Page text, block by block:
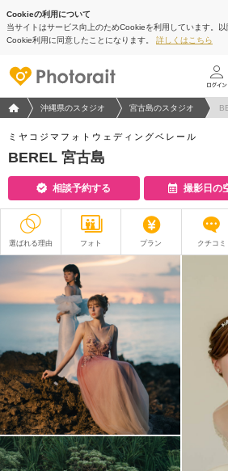
Cookieの利用について
当サイトはサービス向上のためCookieを利用しています。以
Cookie利用に同意したことになります。 詳しくはこちら
フォトウエディング/結婚写真のPhotorait ホーム
沖縄県のスタジオ 宮古島のスタジオ
ミヤコジマフォトウェディングベレール
BEREL 宮古島
相談予約する 撮影日の
選ばれる理由 フォト プラン クチコミ
撮影レポート
衣装
オプション ブ
アクセス/TEL ス
こだわりポイント